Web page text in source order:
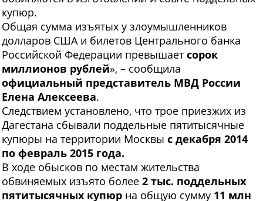
купюр.
Общая сумма изъятых у злоумышленников
долларов США и билетов Центрального банка
Российской Федерации превышает сорок
миллионов рублей», – сообщила
официальный представитель МВД России
Елена Алексеева.
Следствием установлено, что трое приезжих из
Дагестана сбывали поддельные пятитысячные
купюры на территории Москвы с декабря 2014
по февраль 2015 года.
В ходе обысков по местам жительства
обвиняемых изъято более 2 тыс. поддельных
пятитысячных купюр на общую сумму 11 млн